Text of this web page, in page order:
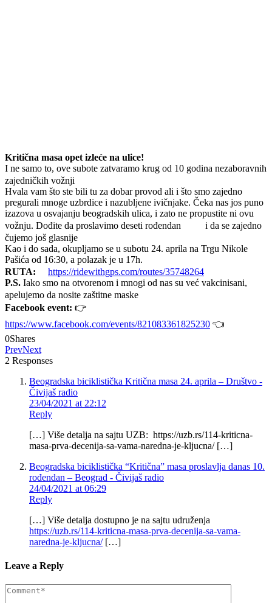
Kritična masa opet izleće na ulice!
I ne samo to, ove subote zatvaramo krug od 10 godina nezaboravnih
zajedničkih vožnji
Hvala vam što ste bili tu za dobar provod ali i što smo zajedno
pregurali mnoge uzbrdice i nazubljene ivičnjake. Čeka nas jos puno
izazova u osvajanju beogradskih ulica, i zato ne propustite ni ovu
vožnju. Dođite da proslavimo deseti rođendan
i da se zajedno
čujemo još glasnije
Kao i do sada, okupljamo se u subotu 24. aprila na Trgu Nikole
Pašića od 16:30, a polazak je u 17h.
RUTA:
https://ridewithgps.com/routes/35748264
P.S. Iako smo na otvorenom i mnogi od nas su već vakcinisani,
apelujemo da nosite zaštitne maske
Facebook event: 👉
https://www.facebook.com/events/821083361825230 👈
0Shares
PrevNext
2 Responses
Beogradska biciklistička Kritična masa 24. aprila – Društvo -
Čivijaš radio
23/04/2021 at 22:12
Reply
[…] Više detalja na sajtu UZB: https://uzb.rs/114-kriticna-
masa-prva-decenija-sa-vama-naredna-je-kljucna/ […]
Beogradska biciklistička “Kritična” masa proslavlja danas 10.
rođendan – Beograd - Čivijaš radio
24/04/2021 at 06:29
Reply
[…] Više detalja dostupno je na sajtu udruženja
https://uzb.rs/114-kriticna-masa-prva-decenija-sa-vama-
naredna-je-kljucna/[…]
Leave a Reply